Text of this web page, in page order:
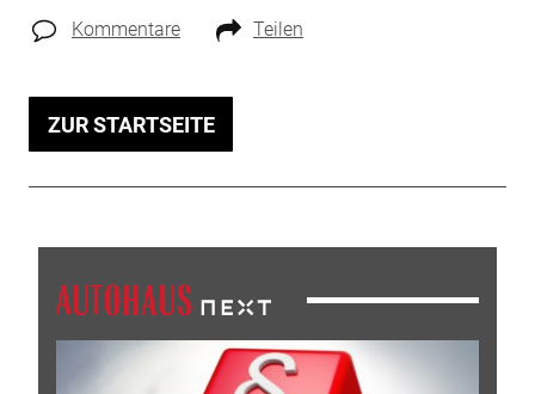
Kommentare Teilen
ZUR STARTSEITE